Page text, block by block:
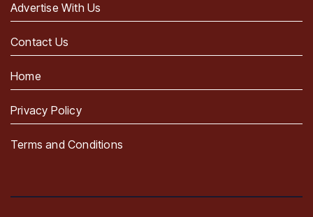
Advertise With Us
Contact Us
Home
Privacy Policy
Terms and Conditions